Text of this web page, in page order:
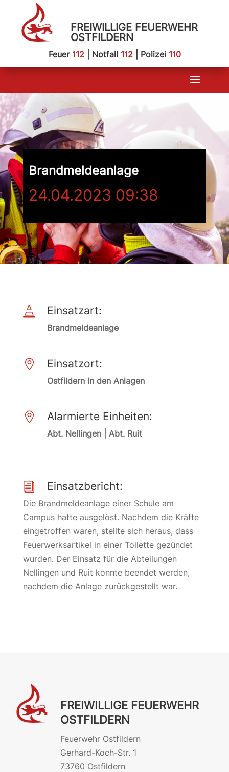
FREIWILLIGE FEUERWEHR
OSTFILDERN
Feuer 112| Notfall 112| Polizei 110
Brandmeldeanlage
24.04.2023 09:38
 Einsatzart:
Brandmeldeanlage
 Einsatzort:
Ostfildern In den Anlagen
 Alarmierte Einheiten:
Abt. Nellingen | Abt. Ruit
i Einsatzbericht:
Die Brandmeldeanlage einer Schule am
Campus hatte ausgelöst. Nachdem die Kräfte
eingetroffen waren, stellte sich heraus, dass
Feuerwerksartikel in einer Toilette gezündet
wurden. Der Einsatz für die Abteilungen
Nellingen und Ruit konnte beendet werden,
nachdem die Anlage zurückgestellt war.
FREIWILLIGE FEUERWEHR
OSTFILDERN
Feuerwehr Ostfildern
Gerhard-Koch-Str. 1
73760 Ostfildern